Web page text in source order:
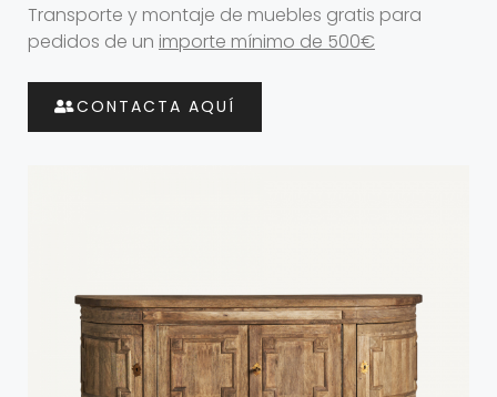
Transporte y montaje de muebles gratis para
pedidos de un importe mínimo de 500€
CONTACTA AQUÍ